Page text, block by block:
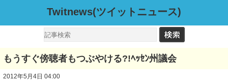
Twitnews(ツイットニュース)
もうすぐ傍聴者もつぶやける?!ﾍｯｾﾝ州議会
2012年5月4日 04:00